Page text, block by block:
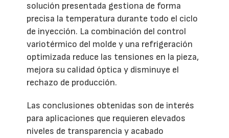
solución presentada gestiona de forma
precisa la temperatura durante todo el ciclo
de inyección. La combinación del control
variotérmico del molde y una refrigeración
optimizada reduce las tensiones en la pieza,
mejora su calidad óptica y disminuye el
rechazo de producción.
Las conclusiones obtenidas son de interés
para aplicaciones que requieren elevados
niveles de transparencia y acabado